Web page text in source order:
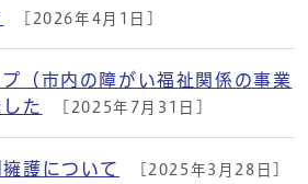
[2026年4月1日]
（市内の障がい福祉関係の事業
た
[2025年7月31日]
護について [2025年3月28日]